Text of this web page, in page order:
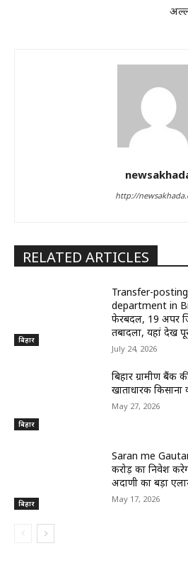
http://
RELATED ARTICLES
बिहार
Transfer-
department in
फेरबदल, 19 अपर
तबादला, यहां देखें
July 24, 2026
बिहार
बिहार ग्रामीण बैंक
खाताधारक
May 27, 2026
बिहार
Saran me
करोड़ का निवेश
अदाणी का बड़ा
May 17, 2026